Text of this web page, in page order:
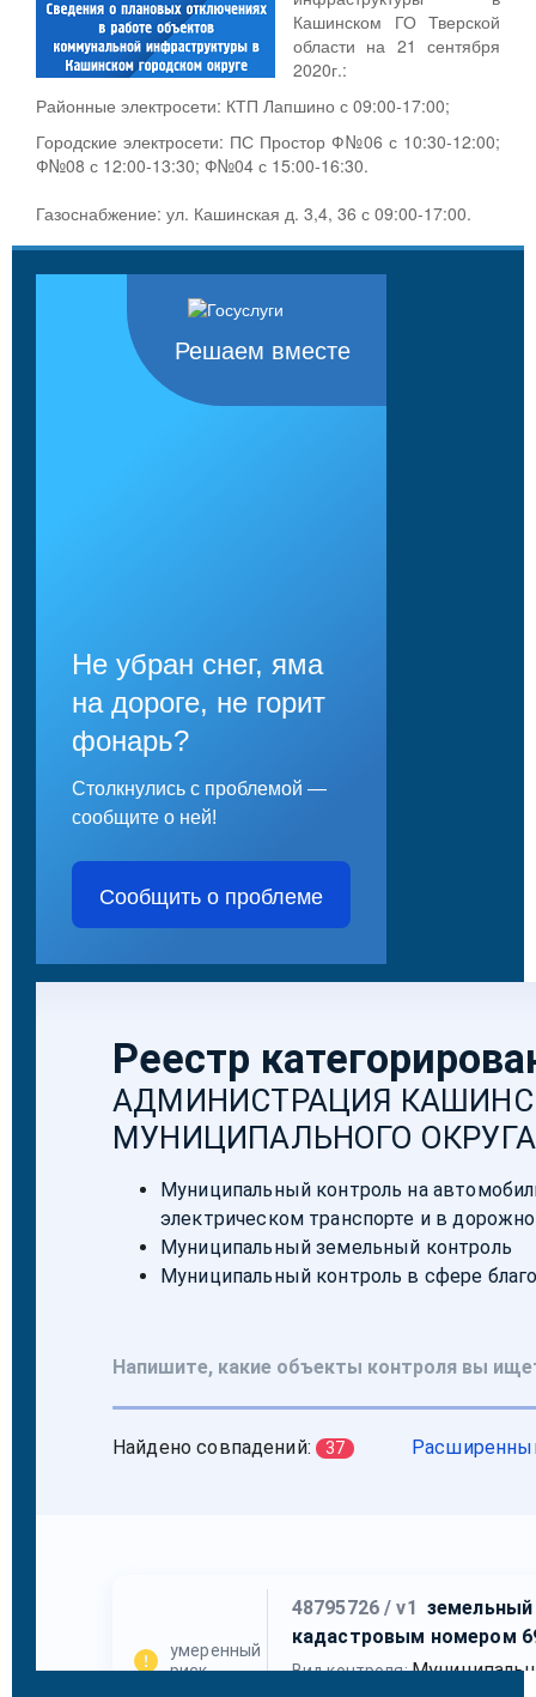
Кашинском ГО Тверской
области на 21 сентября
2020г.:
Районные электросети: КТП Лапшино с 09:00-17:00;
Городские электросети: ПС Простор Ф№06 с 10:30-12:00;
Ф№08 с 12:00-13:30; Ф№04 с 15:00-16:30.
Газоснабжение: ул. Кашинская д. 3,4, 36 с 09:00-17:00.
Решаем вместе
Не убран снег, яма
на дороге, не горит
фонарь?
Столкнулись с проблемой —
сообщите о ней!
Сообщить о проблеме